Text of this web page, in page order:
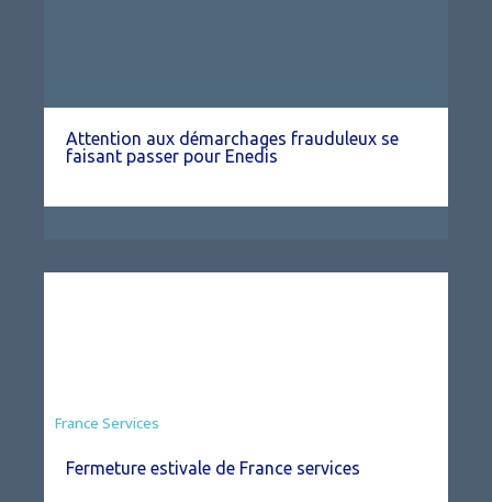
Attention aux démarchages frauduleux se
faisant passer pour Enedis
France Services
Fermeture estivale de France services